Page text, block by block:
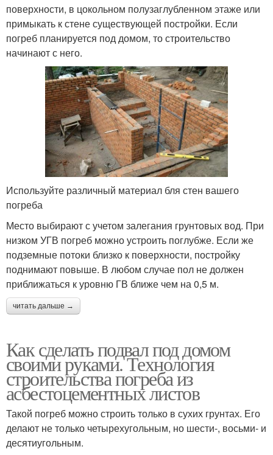
поверхности, в цокольном полузаглубленном этаже или
примыкать к стене существующей постройки. Если
погреб планируется под домом, то строительство
начинают с него.
Используйте различный материал бля стен вашего
погреба
Место выбирают с учетом залегания грунтовых вод. При
низком УГВ погреб можно устроить поглубже. Если же
подземные потоки близко к поверхности, постройку
поднимают повыше. В любом случае пол не должен
приближаться к уровню ГВ ближе чем на 0,5 м.
читать дальше →
Как сделать подвал под домом
своими руками. Технология
строительства погреба из
асбестоцементных листов
Такой погреб можно строить только в сухих грунтах. Его
делают не только четырехугольным, но шести-, восьми- и
десятиугольным.